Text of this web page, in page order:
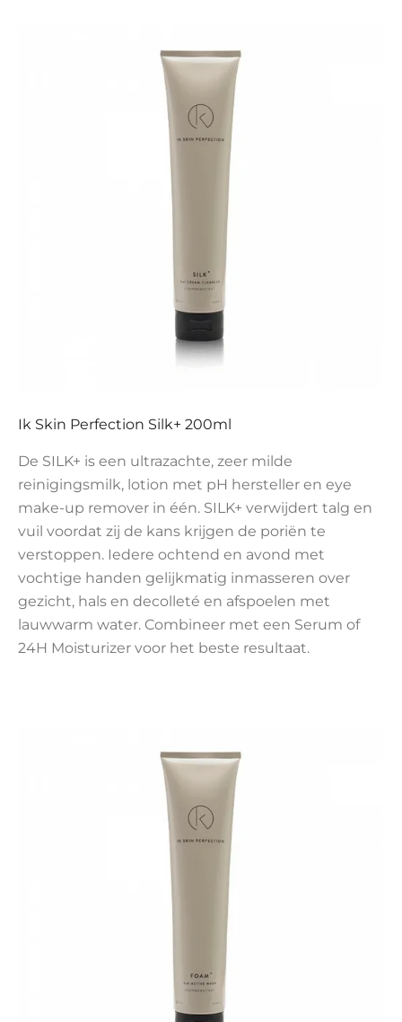
Ik Skin Perfection Silk+ 200ml
De SILK+ is een ultrazachte, zeer milde
reinigingsmilk, lotion met pH hersteller en eye
make-up remover in één. SILK+ verwijdert talg en
vuil voordat zij de kans krijgen de poriën te
verstoppen. Iedere ochtend en avond met
vochtige handen gelijkmatig inmasseren over
gezicht, hals en decolleté en afspoelen met
lauwwarm water. Combineer met een Serum of
24H Moisturizer voor het beste resultaat.